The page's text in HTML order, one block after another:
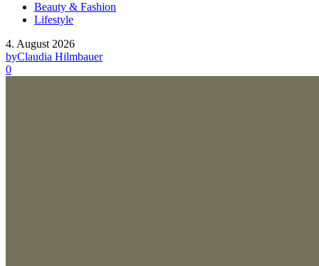
Beauty & Fashion
Lifestyle
4. August 2026
byClaudia Hilmbauer
0